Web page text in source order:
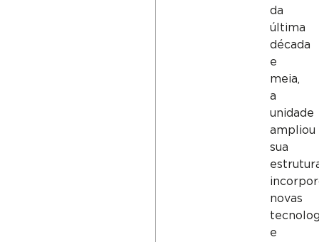
da
última
década
e
meia,
a
unidade
ampliou
sua
novas
e